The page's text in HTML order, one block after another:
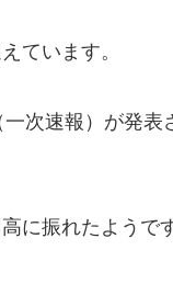
ています。
次速報）が発
に振れたようで